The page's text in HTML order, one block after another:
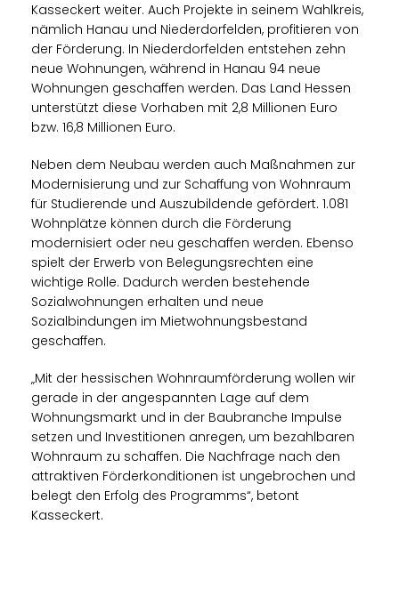
Kasseckert weiter. Auch Projekte in seinem Wahlkreis,
nämlich Hanau und Niederdorfelden, profitieren von
der Förderung. In Niederdorfelden entstehen zehn
neue Wohnungen, während in Hanau 94 neue
Wohnungen geschaffen werden. Das Land Hessen
unterstützt diese Vorhaben mit 2,8 Millionen Euro
bzw. 16,8 Millionen Euro.
Neben dem Neubau werden auch Maßnahmen zur
Modernisierung und zur Schaffung von Wohnraum
für Studierende und Auszubildende gefördert. 1.081
Wohnplätze können durch die Förderung
modernisiert oder neu geschaffen werden. Ebenso
spielt der Erwerb von Belegungsrechten eine
wichtige Rolle. Dadurch werden bestehende
Sozialwohnungen erhalten und neue
Sozialbindungen im Mietwohnungsbestand
geschaffen.
Mit der hessischen Wohnraumförderung wollen wir
gerade in der angespannten Lage auf dem
Wohnungsmarkt und in der Baubranche Impulse
setzen und Investitionen anregen, um bezahlbaren
Wohnraum zu schaffen. Die Nachfrage nach den
attraktiven Förderkonditionen ist ungebrochen und
belegt den Erfolg des Programms“, betont
Kasseckert.